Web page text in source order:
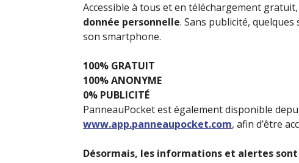
Accessible à tous et en téléchargement
donnée personnelle. Sans publicité,
son smartphone.
100% GRATUIT
100% ANONYME
0% PUBLICITÉ
PanneauPocket est également disponible
www.app.panneaupocket.com, afin d’être
Désormais, les informations et alertes